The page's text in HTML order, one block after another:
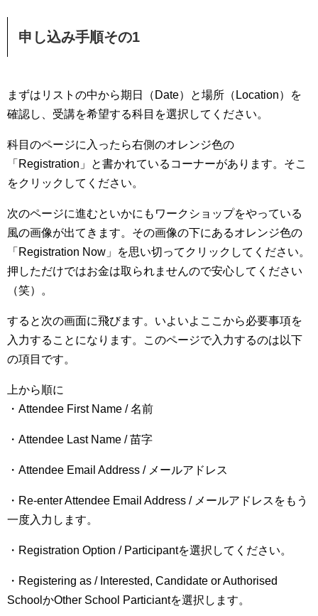
申し込み手順その1
まずはリストの中から期日（Date）と場所（Location）を
確認し、受講を希望する科目を選択してください。
科目のページに入ったら右側のオレンジ色の
「Registration」と書かれているコーナーがあります。そこ
をクリックしてください。
次のページに進むといかにもワークショップをやっている
風の画像が出てきます。その画像の下にあるオレンジ色の
「Registration Now」を思い切ってクリックしてください。
押しただけではお金は取られませんので安心してください
（笑）。
すると次の画面に飛びます。いよいよここから必要事項を
入力することになります。このページで入力するのは以下
の項目です。
上から順に
・Attendee First Name / 名前
・Attendee Last Name / 苗字
・Attendee Email Address / メールアドレス
・Re-enter Attendee Email Address / メールアドレスをもう
一度入力します。
・Registration Option / Participantを選択してください。
・Registering as / Interested, Candidate or Authorised
SchoolかOther School Particiantを選択します。